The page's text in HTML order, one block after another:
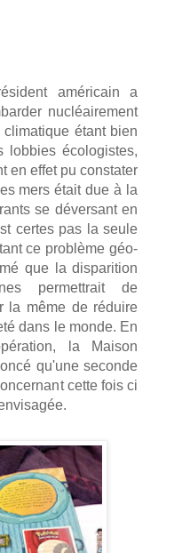
américain a
nucléairement
climatique étant bien
lobbies écologistes,
en effet pu constater
mers était due à la
se déversant en
certes pas la seule
ce problème géo-
que la disparition
permettrait de
la même de réduire
dans le monde. En
la Maison
qu'une seconde
cette fois ci